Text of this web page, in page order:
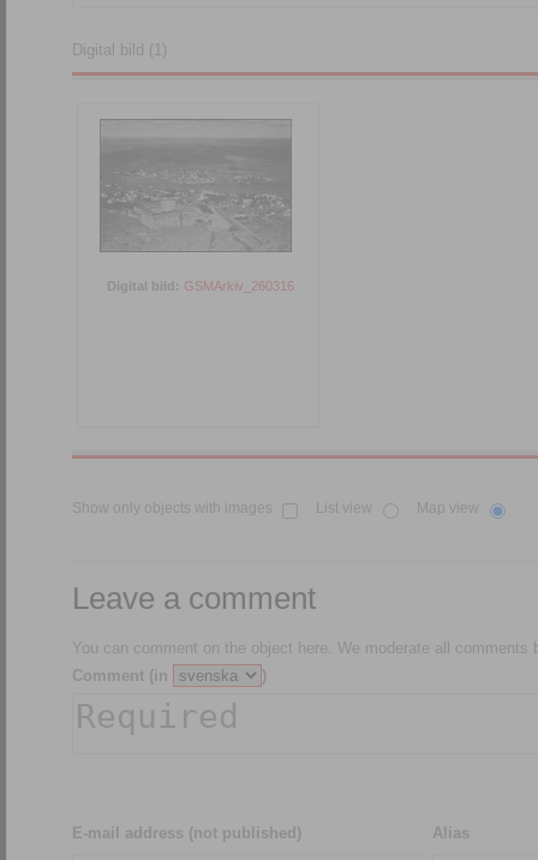
Digital bild (1)
Digital bild: GSMArkiv_260316
Show only objects with images List view Map view
Leave a comment
You can comment on the object here. We moderate all comments
Comment (in
)
E-mail address (not published) Alias